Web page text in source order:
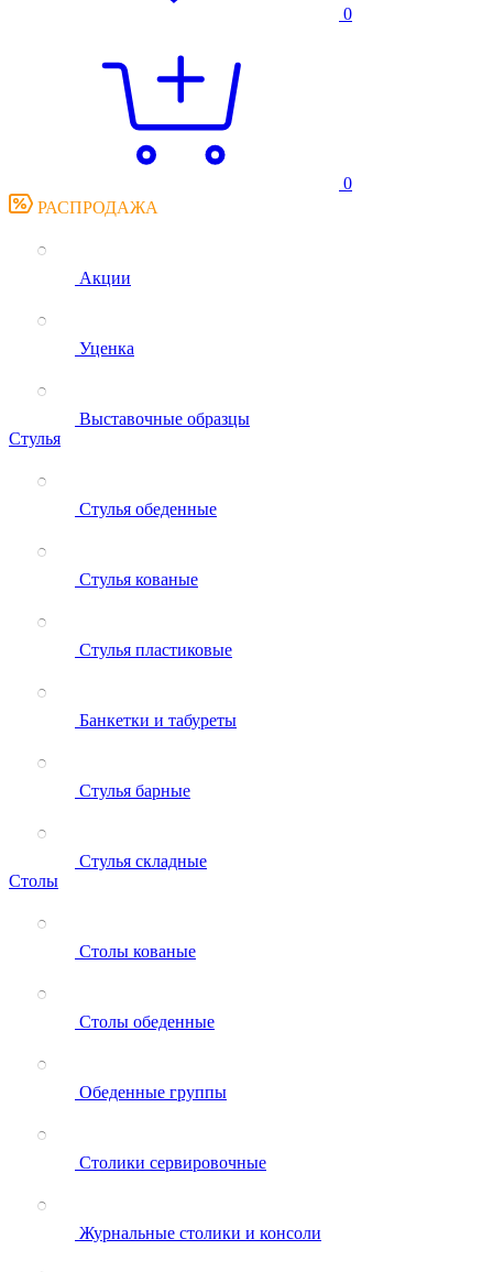
0
0
РАСПРОДАЖА
Акции
Уценка
Выставочные образцы
Стулья
Стулья обеденные
Стулья кованые
Стулья пластиковые
Банкетки и табуреты
Стулья барные
Стулья складные
Столы
Столы кованые
Столы обеденные
Обеденные группы
Столики сервировочные
Журнальные столики и консоли